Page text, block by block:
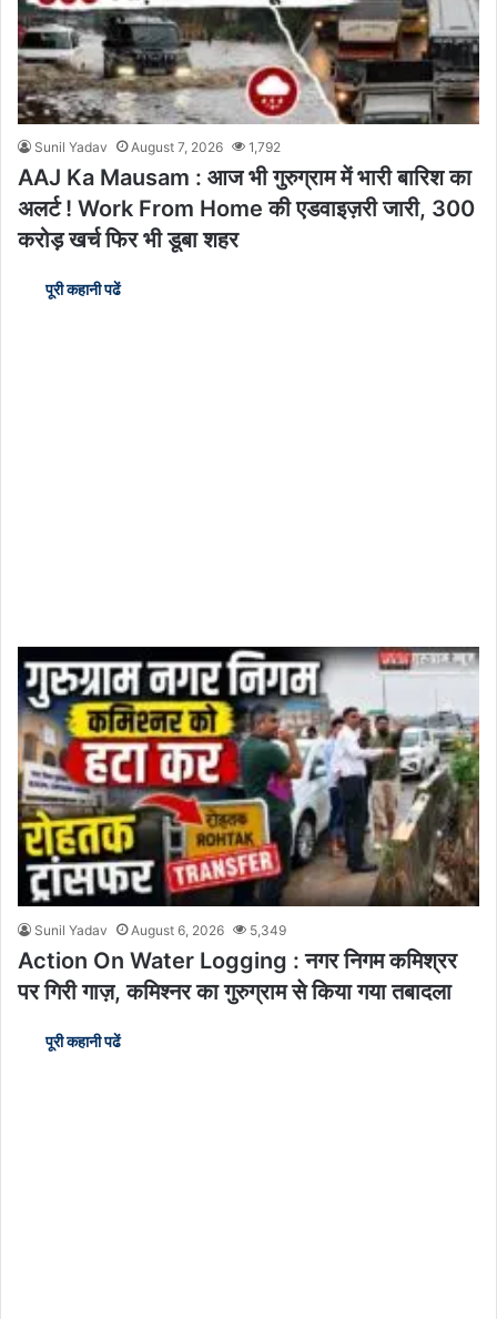
Sunil Yadav August 7, 2026 1,792
AAJ Ka Mausam : आज भी गुरुग्राम में भारी बारिश का
अलर्ट ! Work From Home की एडवाइज़री जारी, 300
करोड़ खर्च फिर भी डूबा शहर
पूरी कहानी पढें
Sunil Yadav August 6, 2026 5,349
Action On Water Logging : नगर निगम कमिश्रर
पर गिरी गाज़, कमिश्नर का गुरुग्राम से किया गया तबादला
पूरी कहानी पढें